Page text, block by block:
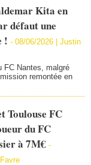
Kita en
défaut une
! - 08/06/2026 |Justin
FC Nantes, malgré
remontée en
Toulouse FC
du FC
à 7M€ -